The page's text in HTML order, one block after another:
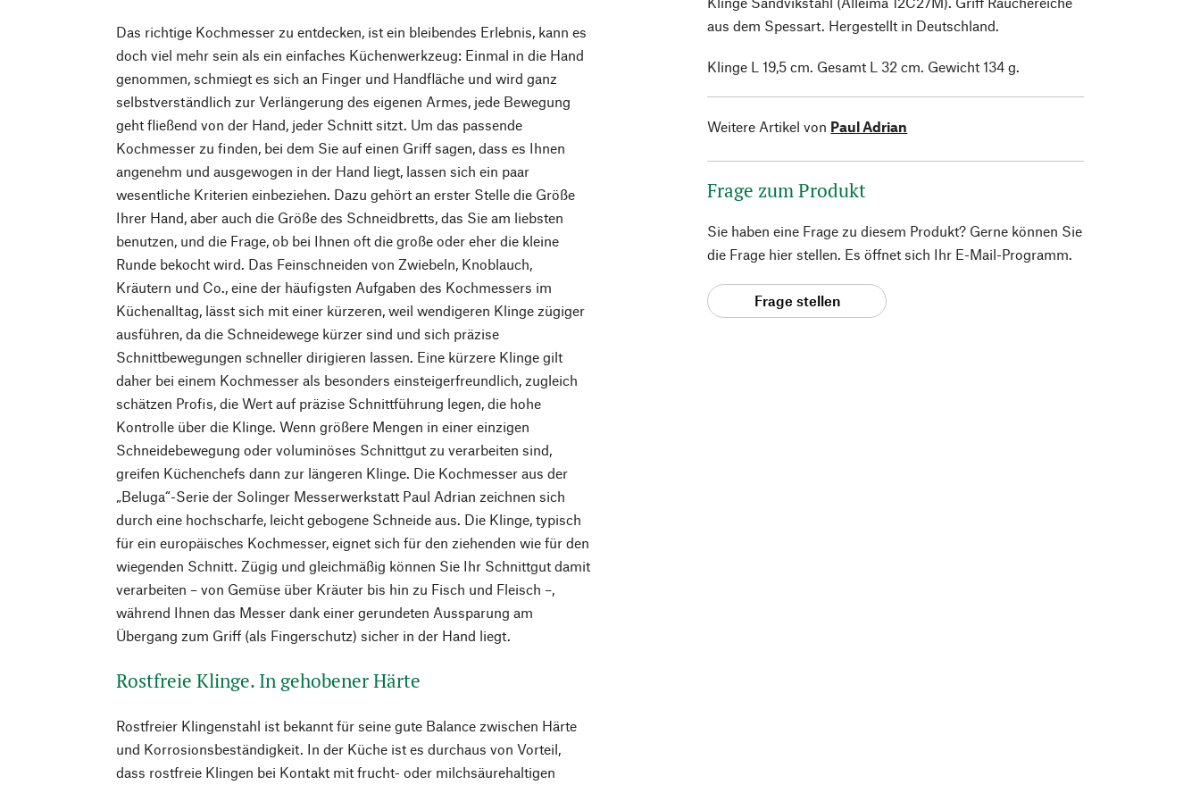
Das richtige Kochmesser zu entdecken, ist ein bleibendes Erlebnis, kann es
doch viel mehr sein als ein einfaches Küchenwerkzeug: Einmal in die Hand
genommen, schmiegt es sich an Finger und Handfläche und wird ganz
selbstverständlich zur Verlängerung des eigenen Armes, jede Bewegung
geht fließend von der Hand, jeder Schnitt sitzt. Um das passende
Kochmesser zu finden, bei dem Sie auf einen Griff sagen, dass es Ihnen
angenehm und ausgewogen in der Hand liegt, lassen sich ein paar
wesentliche Kriterien einbeziehen. Dazu gehört an erster Stelle die Größe
Ihrer Hand, aber auch die Größe des Schneidbretts, das Sie am liebsten
benutzen, und die Frage, ob bei Ihnen oft die große oder eher die kleine
Runde bekocht wird. Das Feinschneiden von Zwiebeln, Knoblauch,
Kräutern und Co., eine der häufigsten Aufgaben des Kochmessers im
Küchenalltag, lässt sich mit einer kürzeren, weil wendigeren Klinge zügiger
ausführen, da die Schneidewege kürzer sind und sich präzise
Schnittbewegungen schneller dirigieren lassen. Eine kürzere Klinge gilt
daher bei einem Kochmesser als besonders einsteigerfreundlich, zugleich
schätzen Profis, die Wert auf präzise Schnittführung legen, die hohe
Kontrolle über die Klinge. Wenn größere Mengen in einer einzigen
Schneidebewegung oder voluminöses Schnittgut zu verarbeiten sind,
greifen Küchenchefs dann zur längeren Klinge. Die Kochmesser aus der
„Beluga“-Serie der Solinger Messerwerkstatt Paul Adrian zeichnen sich
durch eine hochscharfe, leicht gebogene Schneide aus. Die Klinge, typisch
für ein europäisches Kochmesser, eignet sich für den ziehenden wie für den
wiegenden Schnitt. Zügig und gleichmäßig können Sie Ihr Schnittgut damit
verarbeiten – von Gemüse über Kräuter bis hin zu Fisch und Fleisch –,
während Ihnen das Messer dank einer gerundeten Aussparung am
Übergang zum Griff (als Fingerschutz) sicher in der Hand liegt.
Rostfreie Klinge. In gehobener Härte
Rostfreier Klingenstahl ist bekannt für seine gute Balance zwischen Härte
und Korrosionsbeständigkeit. In der Küche ist es durchaus von Vorteil,
dass rostfreie Klingen bei Kontakt mit frucht- oder milchsäurehaltigen
aus dem Spessart. Hergestellt in Deutschland.
Klinge L 19,5 cm. Gesamt L 32 cm. Gewicht 134 g.
Weitere Artikel von Paul Adrian
Frage zum Produkt
Sie haben eine Frage zu diesem Produkt? Gerne können Sie
die Frage hier stellen. Es öffnet sich Ihr E-Mail-Programm.
Frage stellen